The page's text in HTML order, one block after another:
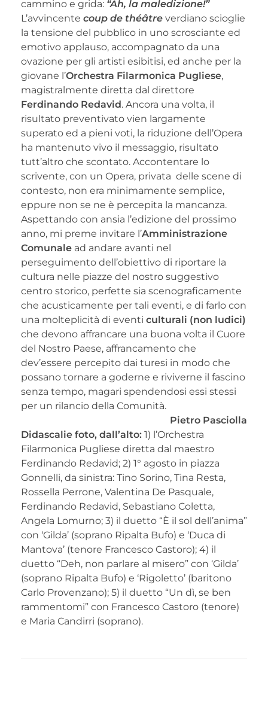
cammino e grida: “Ah, la maledizione!”
L’avvincente coup de théâtre verdiano scioglie
la tensione del pubblico in uno scrosciante ed
emotivo applauso, accompagnato da una
ovazione per gli artisti esibitisi, ed anche per la
giovane l’Orchestra Filarmonica Pugliese,
magistralmente diretta dal direttore
Ferdinando Redavid. Ancora una volta, il
risultato preventivato vien largamente
superato ed a pieni voti, la riduzione dell’Opera
ha mantenuto vivo il messaggio, risultato
tutt’altro che scontato. Accontentare lo
scrivente, con un Opera, privata delle scene di
contesto, non era minimamente semplice,
eppure non se ne è percepita la mancanza.
Aspettando con ansia l’edizione del prossimo
anno, mi preme invitare l’Amministrazione
Comunale ad andare avanti nel
perseguimento dell’obiettivo di riportare la
cultura nelle piazze del nostro suggestivo
centro storico, perfette sia scenograficamente
che acusticamente per tali eventi, e di farlo con
una molteplicità di eventi culturali (non ludici)
che devono affrancare una buona volta il Cuore
del Nostro Paese, affrancamento che
dev’essere percepito dai turesi in modo che
possano tornare a goderne e riviverne il fascino
senza tempo, magari spendendosi essi stessi
per un rilancio della Comunità.
Pietro Pasciolla
Didascalie foto, dall’alto: 1) l’Orchestra
Filarmonica Pugliese diretta dal maestro
Ferdinando Redavid; 2) 1° agosto in piazza
Gonnelli, da sinistra: Tino Sorino, Tina Resta,
Rossella Perrone, Valentina De Pasquale,
Ferdinando Redavid, Sebastiano Coletta,
Angela Lomurno; 3) il duetto “È il sol dell’anima”
con ‘Gilda’ (soprano Ripalta Bufo) e ‘Duca di
Mantova’ (tenore Francesco Castoro); 4) il
duetto “Deh, non parlare al misero” con ‘Gilda’
(soprano Ripalta Bufo) e ‘Rigoletto’ (baritono
Carlo Provenzano); 5) il duetto “Un dì, se ben
rammentomi” con Francesco Castoro (tenore)
e Maria Candirri (soprano).